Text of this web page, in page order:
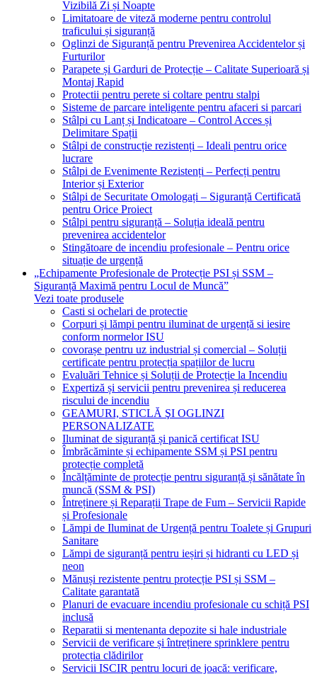
Vizibilă Zi și Noapte
Limitatoare de viteză moderne pentru controlul
traficului și siguranță
Oglinzi de Siguranță pentru Prevenirea Accidentelor și
Furturilor
Parapete și Garduri de Protecție – Calitate Superioară și
Montaj Rapid
Protectii pentru perete si coltare pentru stalpi
Sisteme de parcare inteligente pentru afaceri si parcari
Stâlpi cu Lanț și Indicatoare – Control Acces și
Delimitare Spații
Stâlpi de construcție rezistenți – Ideali pentru orice
lucrare
Stâlpi de Evenimente Rezistenți – Perfecți pentru
Interior și Exterior
Stâlpi de Securitate Omologați – Siguranță Certificată
pentru Orice Proiect
Stâlpi pentru siguranță – Soluția ideală pentru
prevenirea accidentelor
Stingătoare de incendiu profesionale – Pentru orice
situație de urgență
„Echipamente Profesionale de Protecție PSI și SSM –
Siguranță Maximă pentru Locul de Muncă”
Vezi toate produsele
Casti si ochelari de protectie
Corpuri și lămpi pentru iluminat de urgență si iesire
conform normelor ISU
covorașe pentru uz industrial și comercial – Soluții
certificate pentru protecția spațiilor de lucru
Evaluări Tehnice și Soluții de Protecție la Incendiu
Expertiză și servicii pentru prevenirea și reducerea
riscului de incendiu
GEAMURI, STICLĂ ŞI OGLINZI
PERSONALIZATE
Iluminat de siguranță și panică certificat ISU
Îmbrăcăminte și echipamente SSM și PSI pentru
protecție completă
Încălțăminte de protecție pentru siguranță și sănătate în
muncă (SSM & PSI)
Întreținere și Reparații Trape de Fum – Servicii Rapide
și Profesionale
Lămpi de Iluminat de Urgență pentru Toalete și Grupuri
Sanitare
Lămpi de siguranță pentru ieșiri și hidranti cu LED și
neon
Mănuși rezistente pentru protecție PSI și SSM –
Calitate garantată
Planuri de evacuare incendiu profesionale cu schiță PSI
inclusă
Reparatii si mentenanta depozite si hale industriale
Servicii de verificare și întreținere sprinklere pentru
protecția clădirilor
Servicii ISCIR pentru locuri de joacă: verificare,